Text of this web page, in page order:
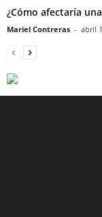
¿Cómo afectaría
Mariel Contreras - abril